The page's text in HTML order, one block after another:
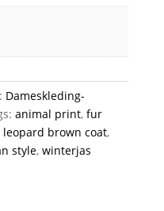
Dameskleding-
animal print, fur
leopard brown coat,
style, winterjas